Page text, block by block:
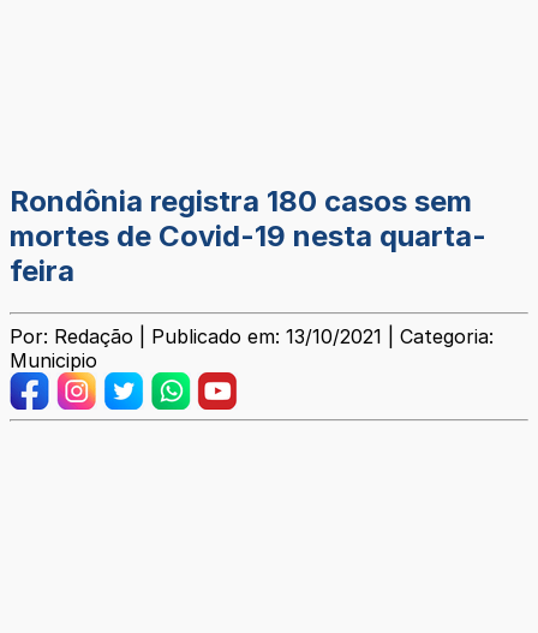
Rondônia registra 180 casos sem
mortes de Covid-19 nesta quarta-
feira
Por: Redação | Publicado em: 13/10/2021 | Categoria:
Municipio